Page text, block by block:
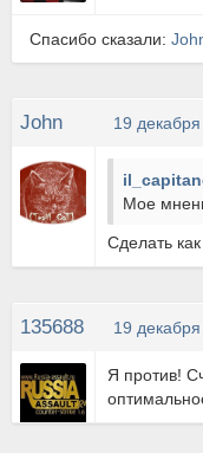
Спасибо сказали:
John 19
Мое
Сделать
135688 19
Я против!